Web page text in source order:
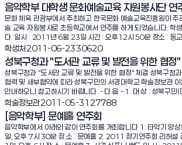
음악학부 대학생 문화예술교육 자원봉사단 연
문화 체육 관광부에서 주최하고 한국문화 예술교육진흥원이 주
술 교육 자원봉사로 초등학교에서 연주를 하게 되었습니다. 학생 여러분의 관심 부탁드립니
다. 일시 : 2011년 6월 23일 시간 : 오후12시 50분 장소 : 동교초등학교 어울관 강당 연주
자 : 서경 타악기 앙상블, 서경 스트링 앙상블, 서경 색소폰 앙상블, 뮤지컬
음악학부
학생처2011-06-23조회수:
30620
성북구청과 "도서관 교류 및 발전을 위한 협정
성북구청과 "도서관 교류 및 발전을 위한 협정" 체결 성북구청과 체결한 도서관 상호 이용
협력 및 세부협약에 따라 성북구민의 서경대학교 학술정보관 이용과 관련하여 다음과 같이
안내하오니 참고하시기 바랍니다. - 다 음 - 1. 대 상 : 성북구민(만 19세 이상) 2. 신청장소
: 학술정보관 6층 학술정보지원과[09:00 ~ 17:00 (단 토, 공휴일 제외)] 3. 구비서류 가.
신분증(주민등록증, 운전면허증, 여권) 사본 1부. 나. 주민등록등본 1부. 4. 자료의 이용 가.
단행본 관내열람 및 대출[1인 1회에 2권 대출(7일)] 나. 연속간행물 및 학위논문 관내열람
다. 자유열람실은 이용 불가 5. 유의사항 가. 타인의 신분증을 도용하여 출입이나 도서 대출
시 이용 중지 나. 학술정보관내에서 타인에게 방해가 되는 행위
학술정보관2011-05-31 조회수:
27788
[음악학부] 문예홀 연주회
음악학부에서 아래와 같이 연주회를 개최합니다 1. 타악기 앙상블 일 시 : 2011년 5월 27
일, 오후 7시 30분 장 소 : 문예홀 2. 2011 정기연주회 리허설 공연 일 시 : 2011년 5월 3